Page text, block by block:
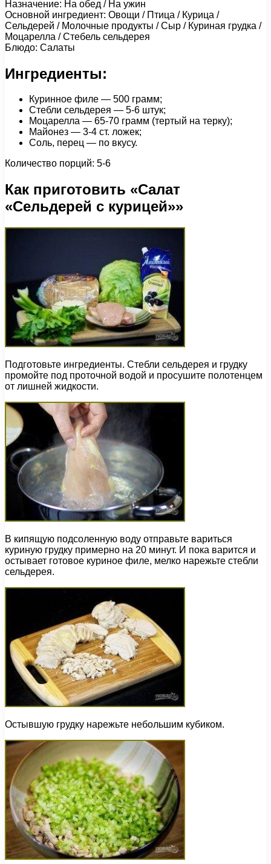
Назначение: На обед / На ужин
Основной ингредиент: Овощи / Птица / Курица /
Сельдерей / Молочные продукты / Сыр / Куриная грудка /
Моцарелла / Стебель сельдерея
Блюдо: Салаты
Ингредиенты:
Куринное филе — 500 грамм;
Стебли сельдерея — 5-6 штук;
Моцарелла — 65-70 грамм (тертый на терку);
Майонез — 3-4 ст. ложек;
Соль, перец — по вкусу.
Количество порций: 5-6
Как приготовить «Салат
«Сельдерей с курицей»»
Подготовьте ингредиенты. Стебли сельдерея и грудку
промойте под проточной водой и просушите полотенцем
от лишней жидкости.
В кипящую подсоленную воду отправьте вариться
куриную грудку примерно на 20 минут. И пока варится и
остывает готовое куриное филе, мелко нарежьте стебли
сельдерея.
Остывшую грудку нарежьте небольшим кубиком.